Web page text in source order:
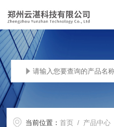
当前位置：首页 / 产品中心